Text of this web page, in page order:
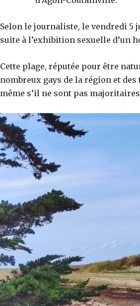
Selon le journaliste, le vendredi
suite à l’exhibition sexuelle d’un
Cette plage, réputée pour être
nombreux gays de la région et
même s’il ne sont pas